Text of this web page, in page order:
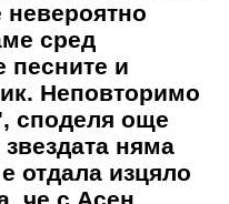
сред
песните и
Неповторимо
споделя още
няма
отдала изцяло
че с Асен